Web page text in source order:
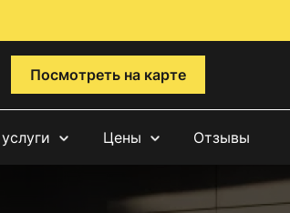
Посмотреть на карте
Цены Отзывы